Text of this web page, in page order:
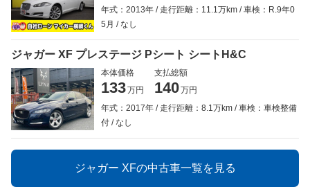
年式：2013年
走行距離：11.1万km
車検：R.9年0
5月
なし
ジャガー XF プレステージ Pシート シートH&C
本体価格
133万円
支払総額
140万円
年式：2017年
走行距離：8.1万km
車検：車検整備
付
なし
ジャガー XFの中古車一覧を見る